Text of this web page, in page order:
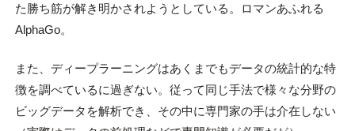
た勝ち筋が解き明かされようとしている。ロマンあふれる
AlphaGo。
また、ディープラーニングはあくまでもデータの統計的な特
徴を調べているに過ぎない。従って同じ手法で様々な分野の
ビッグデータを解析でき、その中に専門家の手は介在しない